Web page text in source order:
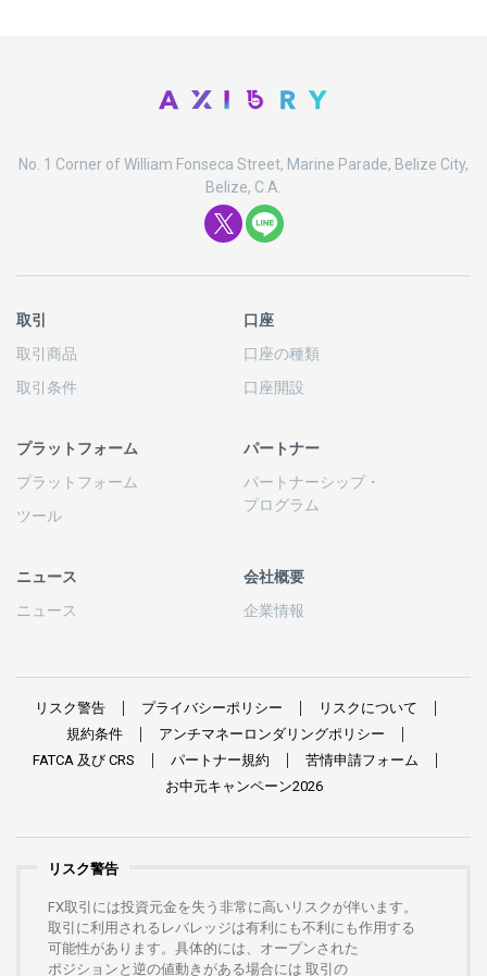
No. 1 Corner of William Fonseca Street, Marine Parade, Belize City,
Belize, C.A.
取引
取引商品
取引条件
口座
口座の種類
口座開設
プラットフォーム
プラットフォーム
ツール
パートナー
パートナーシップ・
プログラム
ニュース
ニュース
会社概要
企業情報
リスク警告 プライバシーポリシー
リスクについて
規約条件
アンチマネーロンダリングポリシー
FATCA 及び CRS パートナー規約 苦情申請フォーム
お中元キャンペーン2026
リスク警告
FX取引には投資元金を失う 非常に高い リスクが伴います。
取引に利用さ れる レバレッジは有利にも不利にも作用する
可能性があります。 具体的には、 オープンさ れた
ポジションと 逆の値動きがある場合には 取引の